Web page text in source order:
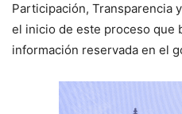
Participación, Transparencia
el inicio de este proceso que
información reservada en el